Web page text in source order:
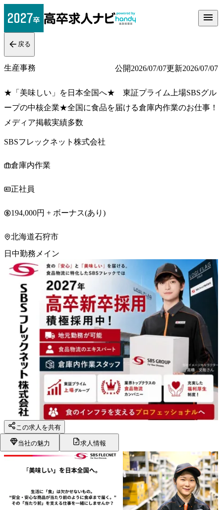
戻る
生産事務 公開2026/07/07更新2026/07/07
★「美味しい」を日本全国へ★ 東証プライム上場SBSグル
ープの中核企業★全国に食品を届ける倉庫内作業のお仕事！
メディア掲載実績多数
SBSフレックネット株式会社
倉庫内作業
正社員
194,000円 + ボーナス(あり)
北海道石狩市
日中勤務メイン
この求人を共有
当社の魅力 求人情報